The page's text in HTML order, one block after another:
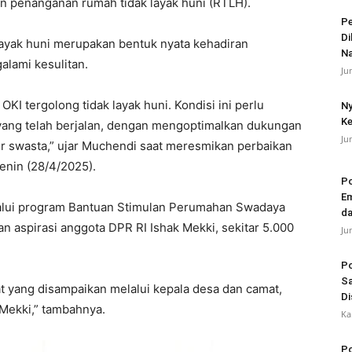
huni merupakan bentuk nyata kehadiran
kesulitan.
tergolong tidak layak huni. Kondisi ini perlu
telah berjalan, dengan mengoptimalkan dukungan
ujar Muchendi saat meresmikan perbaikan
(28/4/2025).
program Bantuan Stimulan Perumahan Swadaya
aspirasi anggota DPR RI Ishak Mekki, sekitar 5.000
disampaikan melalui kepala desa dan camat,
tambahnya.